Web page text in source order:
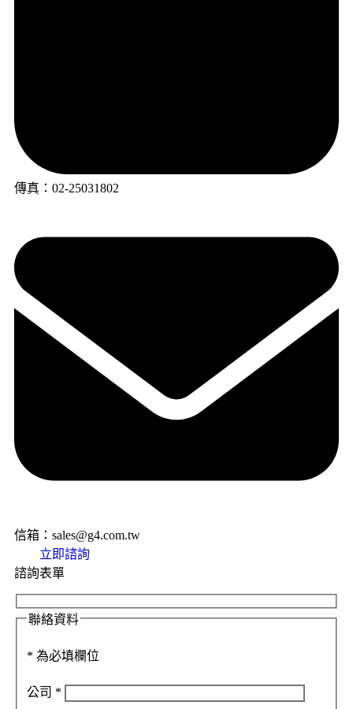
傳真：02-25031802
信箱：sales@g4.com.tw
立即諮詢
諮詢表單
聯絡資料
* 為必填欄位
公司 *